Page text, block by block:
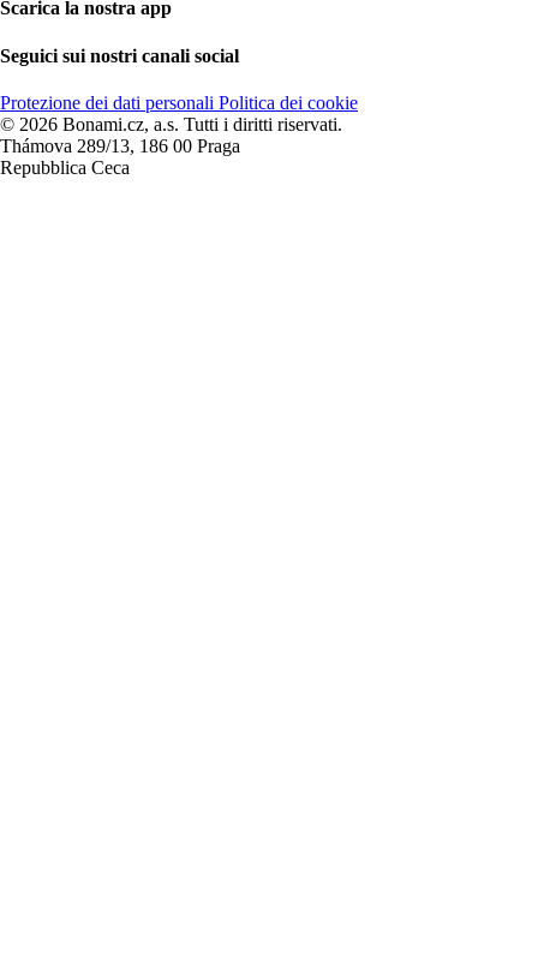
Scarica la nostra app
Seguici sui nostri canali social
Protezione dei dati personali Politica dei cookie
© 2026 Bonami.cz, a.s. Tutti i diritti riservati.
Thámova 289/13, 186 00 Praga
Repubblica Ceca